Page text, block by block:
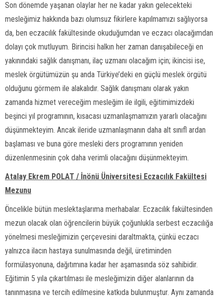
Son dönemde yaşanan olaylar her ne kadar yakın gelecekteki
mesleğimiz hakkında bazı olumsuz fikirlere kapılmamızı sağlıyorsa
da, ben eczacılık fakültesinde okuduğumdan ve eczacı olacağımdan
dolayı çok mutluyum. Birincisi halkın her zaman danışabileceği en
yakınındaki sağlık danışmanı, ilaç uzmanı olacağım için; ikincisi ise,
meslek örgütümüzün şu anda Türkiye’deki en güçlü meslek örgütü
olduğunu görmem ile alakalıdır. Sağlık danışmanı olarak yakın
zamanda hizmet vereceğim mesleğim ile ilgili, eğitimimizdeki
beşinci yıl programının, kısacası uzmanlaşmamızın yararlı olacağını
düşünmekteyim. Ancak ileride uzmanlaşmanın daha alt sınıfl ardan
başlaması ve buna göre mesleki ders programının yeniden
düzenlenmesinin çok daha verimli olacağını düşünmekteyim.
Atalay Ekrem POLAT / İnönü Üniversitesi Eczacılık Fakültesi
Mezunu
Öncelikle bütün meslektaşlarıma merhabalar. Eczacılık fakültesinden
mezun olacak olan öğrencilerin büyük çoğunlukla serbest eczacılığa
yönelmesi mesleğimizin çerçevesini daraltmakta, çünkü eczacı
yalnızca ilacın hastaya sunulmasında değil, üretiminden
formülasyonuna, dağıtımına kadar her aşamasında söz sahibidir.
Eğitimin 5 yıla çıkartılması ile mesleğimizin diğer alanlarının da
tanınmasına ve tercih edilmesine katkıda bulunmuştur. Aynı zamanda